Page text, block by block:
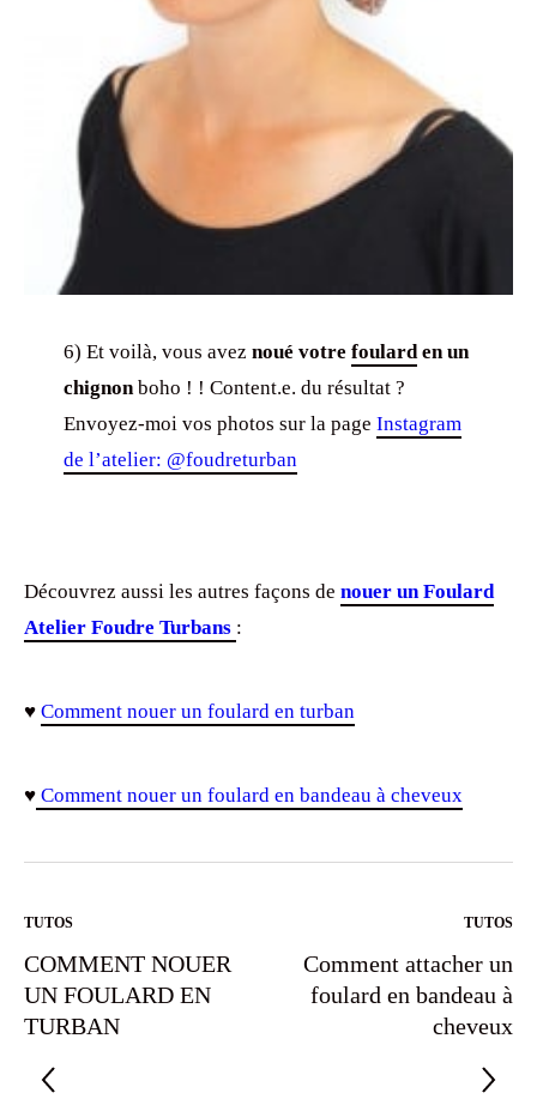
6) Et voilà, vous avez noué votre foularden un
chignonboho ! ! Content.e. du résultat ?
Envoyez-moi vos photos sur la page Instagram
de l’atelier: @foudreturban
Découvrez aussi les autres façons de nouer un Foulard
Atelier Foudre Turbans :
♥ Comment nouer un foulard en turban
♥ Comment nouer un foulard en bandeau à cheveux
TUTOS
COMMENT NOUER
UN FOULARD EN
TURBAN
TUTOS
Comment attacher un
foulard en bandeau à
cheveux